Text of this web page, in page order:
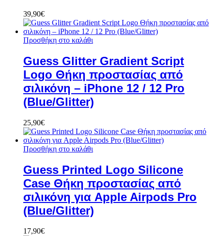
39,90€
Προσθήκη στο καλάθι
Guess Glitter Gradient Script
Logo Θήκη προστασίας από
σιλικόνη – iPhone 12 / 12 Pro
(Blue/Glitter)
25,90€
Προσθήκη στο καλάθι
Guess Printed Logo Silicone
Case Θήκη προστασίας από
σιλικόνη για Apple Airpods Pro
(Blue/Glitter)
17,90€